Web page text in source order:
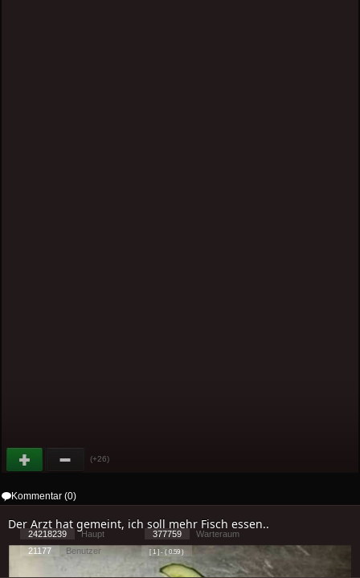
(+26)
Kommentar (0)
Der Arzt hat gemeint, ich soll mehr Fisch essen..
24218239 Haupt 377759
Warteraum
21177
Benutzer [ 1 ] - ( 0.59 )